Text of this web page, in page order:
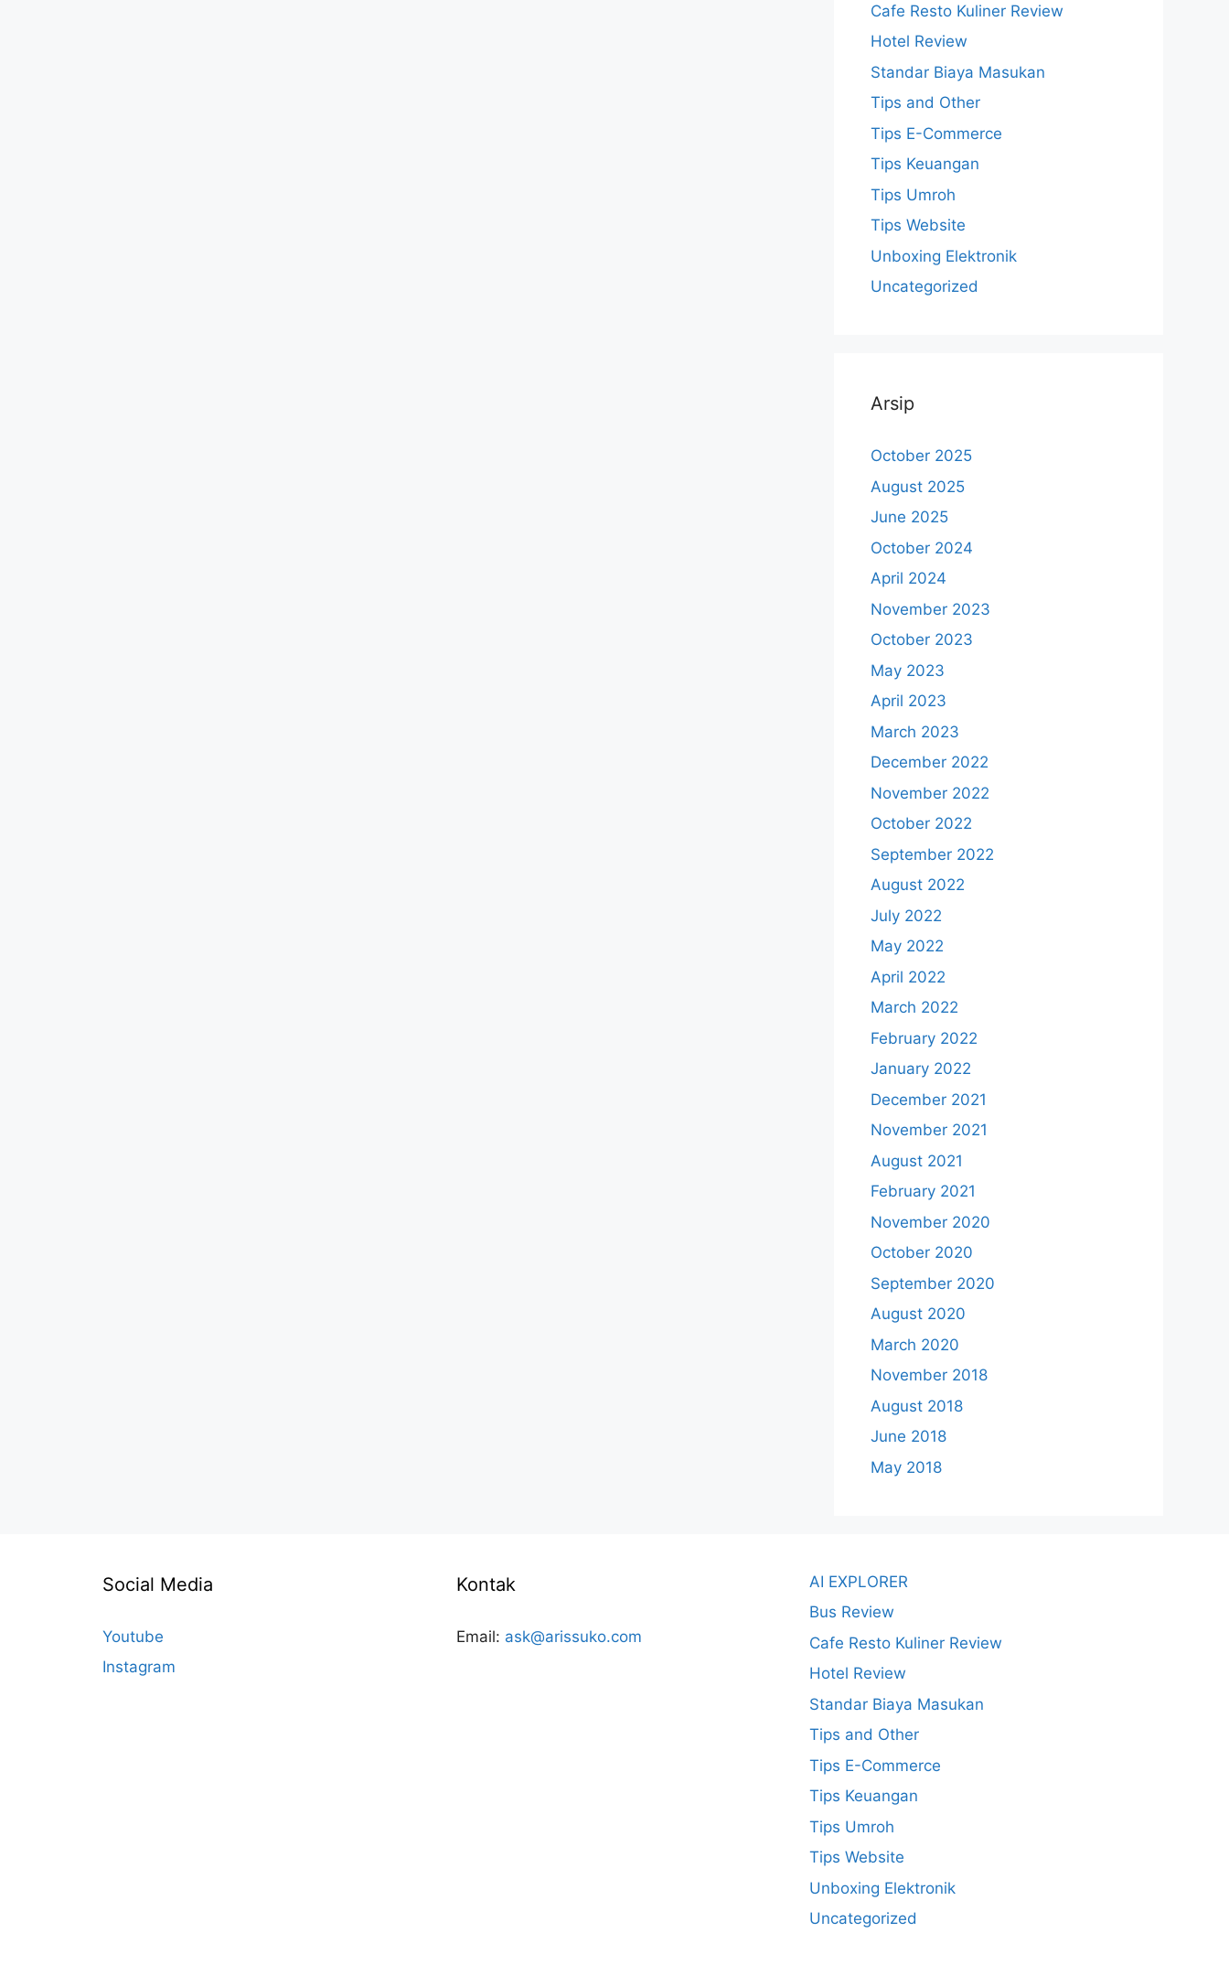
Cafe Resto Kuliner Review
Hotel Review
Standar Biaya Masukan
Tips and Other
Tips E-Commerce
Tips Keuangan
Tips Umroh
Tips Website
Unboxing Elektronik
Uncategorized
Arsip
October 2025
August 2025
June 2025
October 2024
April 2024
November 2023
October 2023
May 2023
April 2023
March 2023
December 2022
November 2022
October 2022
September 2022
August 2022
July 2022
May 2022
April 2022
March 2022
February 2022
January 2022
December 2021
November 2021
August 2021
February 2021
November 2020
October 2020
September 2020
August 2020
March 2020
November 2018
August 2018
June 2018
May 2018
Social Media
Youtube
Instagram
Kontak
Email: ask@arissuko.com
AI EXPLORER
Bus Review
Cafe Resto Kuliner Review
Hotel Review
Standar Biaya Masukan
Tips and Other
Tips E-Commerce
Tips Keuangan
Tips Umroh
Tips Website
Unboxing Elektronik
Uncategorized